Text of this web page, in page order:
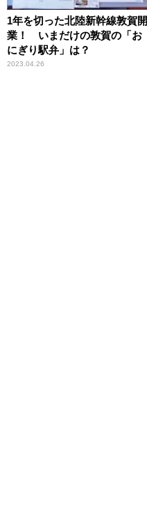
1年を切った北陸新幹線敦賀開
業！ いまだけの敦賀の「お
にぎり駅弁」は？
2023.04.26